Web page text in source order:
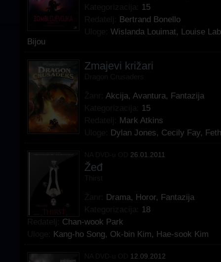
15
Bertrand Bonello
Wislanda Louimat, Louise
Bijou
Zmajevi križari
Akcija, Avantura, Fantazija
15
Mark Atkins
Dylan Jones, Cecily Fay,
26.01.2011
Žeđ
Drama, Horor, Fantazija
18
Chan-wook Park
Kang-ho Song, Ok-bin Kim, Hae-sook Kim
12.09.2012